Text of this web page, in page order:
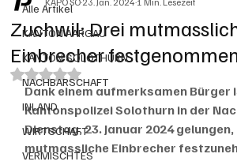
Alle Artikel
KANTON AARGAU
KANTON SOLOTHURN
NACHBARSCHAFT
INLAND
WIRTSCHAFT
VERMISCHTES
Zuchwil: Drei
Einbrecher
Mit NaN von 5 Sternen bewertet.
Dank einem aufmerksamen Bürger
Kantonspolizei Solothurn in der
Dienstag, 23. Januar 2024
mutmassliche Einbrecher